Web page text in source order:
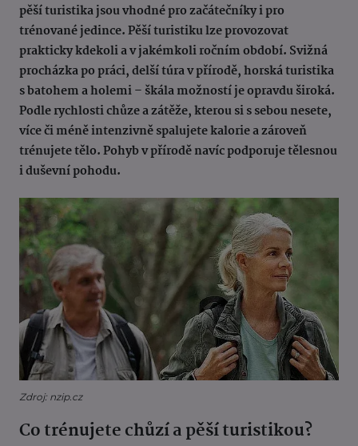
pěší turistika jsou vhodné pro začátečníky i pro
trénované jedince. Pěší turistiku lze provozovat
prakticky kdekoli a v jakémkoli ročním období. Svižná
procházka po práci, delší túra v přírodě, horská turistika
s batohem a holemi – škála možností je opravdu široká.
Podle rychlosti chůze a zátěže, kterou si s sebou nesete,
více či méně intenzivně spalujete kalorie a zároveň
trénujete tělo. Pohyb v přírodě navíc podporuje tělesnou
i duševní pohodu.
Zdroj: nzip.cz
Co trénujete chůzí a pěší turistikou?